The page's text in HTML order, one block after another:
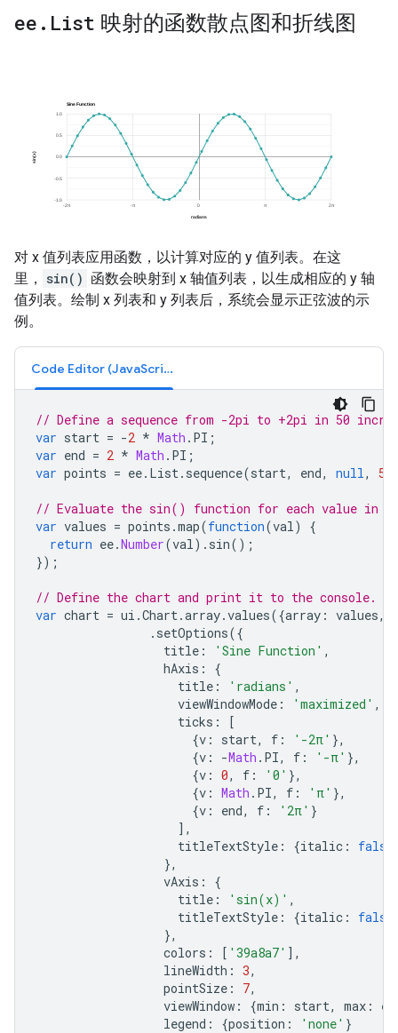
ee . List 映射的函数散点图和折线图
对 x 值列表应用函数，以计算对应的 y 值列表。在这
里，
sin() 函数会映射到 x 轴值列表，以生成相应的 y 轴
值列表。绘制 x 列表和 y 列表后，系统会显示正弦波的示
例。
Code Editor (JavaScript)
// Define a sequence from -2pi to +2pi in 50
var start = -2 * Math . PI ;
var end = 2 * Math . PI ;
var points = ee. List. sequence(start, end, null, 50
// Evaluate the sin() function for each value in
var values = points .map(function(val)
{
return ee.Number(val). sin();
});
// Define the chart and print it to the console.
var chart = ui .Chart.array.values({array : values,
. setOptions({
title : 'Sine Function' ,
hAxis :
{
title : 'radians' ,
viewWindowMode : 'maximized' ,
ticks :
[
{v : start, f : '-2π' },
{v : -Math . PI, f : '-π' },
{v : 0, f : '0' },
{v : Math . PI, f : 'π' },
{v : end, f : '2π' }
],
titleTextStyle : {italic : false
},
vAxis :
{
title : 'sin(x)' ,
titleTextStyle : {italic : false
},
colors : [ '39a8a7' ],
lineWidth : 3,
pointSize : 7,
viewWindow : {min : start, max :
legend : {position : 'none' }